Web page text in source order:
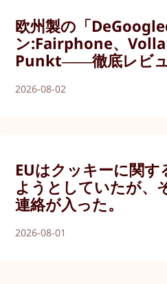
欧州製の「
ン:Fairphone、Volla
Punkt――徹底レビュ
2026-08-02
EUはクッキーに関す
ようとしていたが、
連絡が入った。
2026-08-01